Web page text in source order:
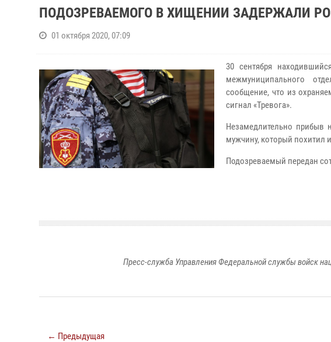
ПОДОЗРЕВАЕМОГО В ХИЩЕНИИ ЗАДЕРЖАЛИ
01 октября 2020, 07:09
30 сентября
межмуниципального
сообщение, что из
сигнал «Тревога».
Незамедлительно прибыв
мужчину, который похитил
Подозреваемый передан
Пресс-служба Управления Федеральной службы войск
← Предыдущая